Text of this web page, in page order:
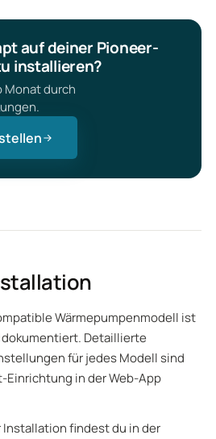
auf deiner Pioneer-
installieren?
Monat durch
Wärmepumpenmodell ist
Detaillierte
für jedes Modell sind
Einrichtung in der Web-App
findest du in der